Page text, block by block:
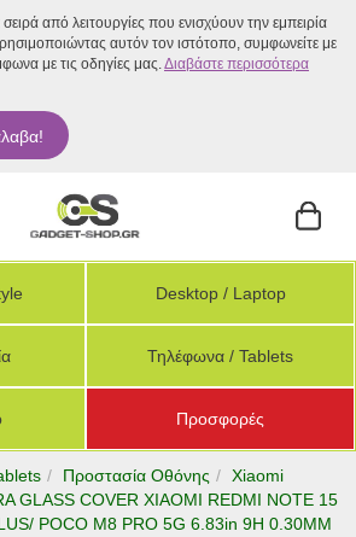
από λειτουργίες που ενισχύουν την εμπειρία
αυτόν τον ιστότοπο, συμφωνείτε με
με τις οδηγίες μας.Διαβάστε περισσότερα
Desktop / Laptop
Τηλέφωνα / Tablets
Προσφορές
Προστασία Οθόνης
Xiaomi
GLASS COVER XIAOMI REDMI NOTE 15
POCO M8 PRO 5G 6.83in 9H 0.30MM